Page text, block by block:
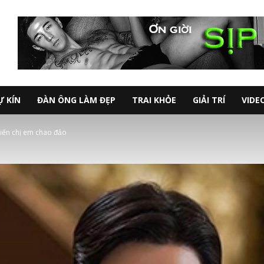
KÍN ĐÀN ÔNG LÀM ĐẸP TRAI KHỎE GIẢI TRÍ
chị em chao đảo